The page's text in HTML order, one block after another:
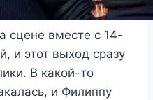
сцене вместе с 14-
и этот выход сразу
В какой-то
и Филиппу